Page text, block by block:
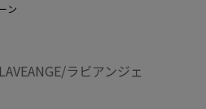
ン
LAVEANGE/ラビアンジェ